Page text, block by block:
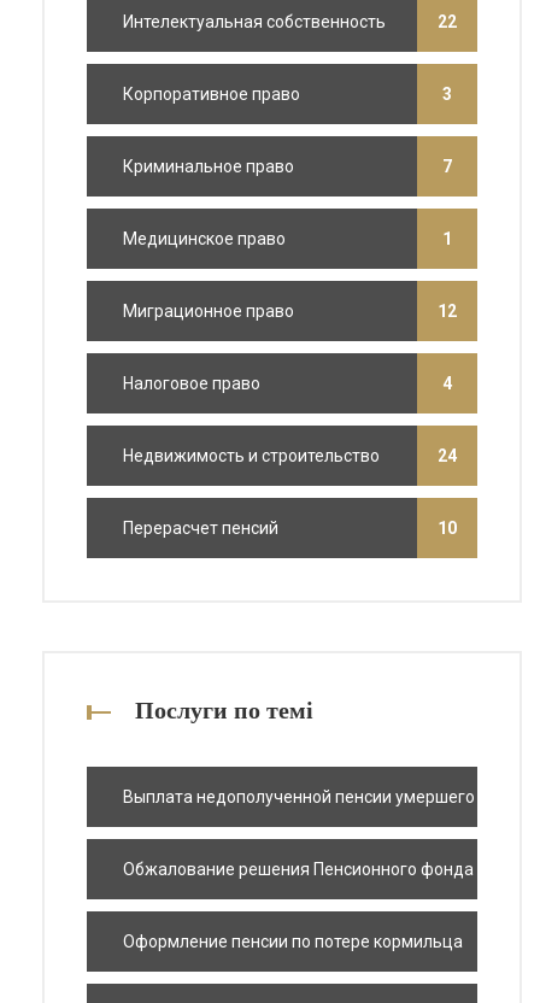
Интелектуальная собственность 22
Корпоративное право 3
Криминальное право 7
Медицинское право 1
Миграционное право 12
Налоговое право 4
Недвижимость и строительство 24
Перерасчет пенсий 10
Послуги по темі
Выплата недополученной пенсии умершего
Обжалование решения Пенсионного фонда
Оформление пенсии по потере кормильца